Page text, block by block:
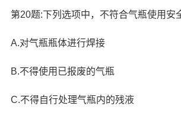
第20题:下列选项中，不符合气瓶使用安
A.对气瓶瓶体进行焊接
B.不得使用已报废的气瓶
C.不得自行处理气瓶内的残液